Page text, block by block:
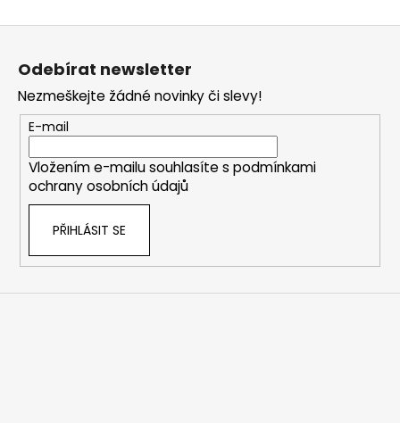
Z
Odebírat newsletter
Nezmeškejte žádné novinky či slevy!
E-mail
Vložením e-mailu souhlasíte s podmínkami
ochrany osobních údajů
PŘIHLÁSIT SE